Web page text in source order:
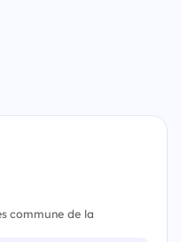
commune de la